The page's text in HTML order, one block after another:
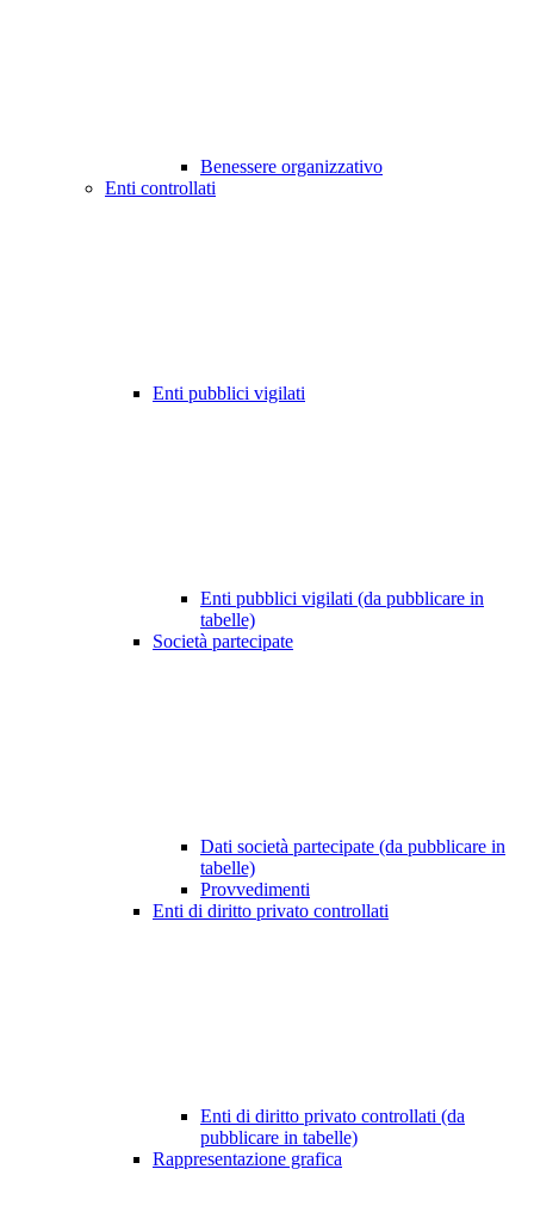
Benessere organizzativo
Enti controllati
Enti pubblici vigilati
Enti pubblici vigilati (da pubblicare in
tabelle)
Società partecipate
Dati società partecipate (da pubblicare in
tabelle)
Provvedimenti
Enti di diritto privato controllati
Enti di diritto privato controllati (da
pubblicare in tabelle)
Rappresentazione grafica